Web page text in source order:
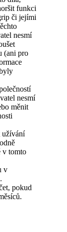
funkci
či jejími
nesmí
(ani pro
nesmí
měnit
užívání
v tomto
v
pokud